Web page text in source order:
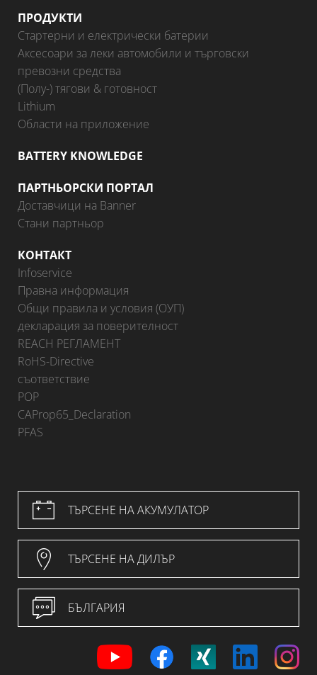
ПРОДУКТИ
Стартерни и електрически батерии
Аксесоари за леки автомобили и търговски
превозни средства
(Полу-) тягови & готовност
Lithium
Области на приложение
BATTERY KNOWLEDGE
ПАРТНЬОРСКИ ПОРТАЛ
Доставчици на Banner
Стани партньор
КОНТАКТ
Infoservice
Правна информация
Общи правила и условия (ОУП)
декларация за поверителност
REACH РЕГЛАМЕНТ
RoHS-Directive
съответствие
POP
CAProp65_Declaration
PFAS
ТЪРСЕНЕ НА АКУМУЛАТОР
ТЪРСЕНЕ НА ДИЛЪР
БЪЛГАРИЯ